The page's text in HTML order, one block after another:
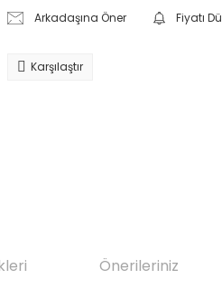
Arkadaşına Öner Fiyatı
Karşılaştır
Önerileriniz